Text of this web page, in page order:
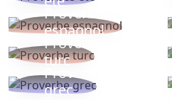
Proverbe
espagnol
Proverbe
turc
Proverbe
grec